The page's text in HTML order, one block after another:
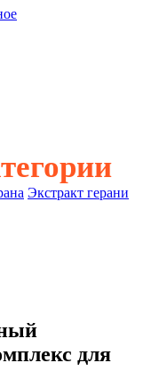
Экстракт герани
для